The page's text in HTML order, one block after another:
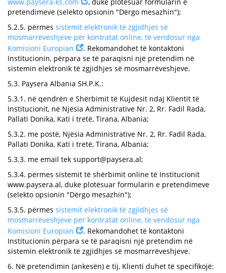
pretendimeve (selekto opsionin "Dërgo mesazhin");
5.2.5. përmes sistemit elektronik të zgjidhjes së
mosmarrëveshjeve për kontratat online, të vendosur nga
Komisioni Europian
. Rekomandohet të kontaktoni
Institucionin, përpara se të paraqisni një pretendim në
sistemin elektronik të zgjidhjes së mosmarrëveshjeve.
5.3. Paysera Albania SH.P.K.:
5.3.1. në qendrën e Shërbimit të Kujdesit ndaj Klientit të
Institucionit, në Njësia Administrative Nr. 2, Rr. Fadil Rada,
Pallati Donika, Kati i tretë, Tirana, Albania;
5.3.2. me postë, Njësia Administrative Nr. 2, Rr. Fadil Rada,
Pallati Donika, Kati i tretë, Tirana, Albania;
5.3.3. me email tek support@paysera.al;
5.3.4. përmes sistemit të shërbimit online të Institucionit
www.paysera.al, duke plotësuar formularin e pretendimeve
(selekto opsionin "Dërgo mesazhin");
5.3.5. përmes sistemit elektronik të zgjidhjes së
mosmarrëveshjeve për kontratat online, të vendosur nga
Komisioni Europian
. Rekomandohet të kontaktoni
Institucionin përpara se të paraqisni një pretendim në
sistemin elektronik të zgjidhjes së mosmarrëveshjeve.
6. Në pretendimin (ankesën) e tij, Klienti duhet të specifikojë: